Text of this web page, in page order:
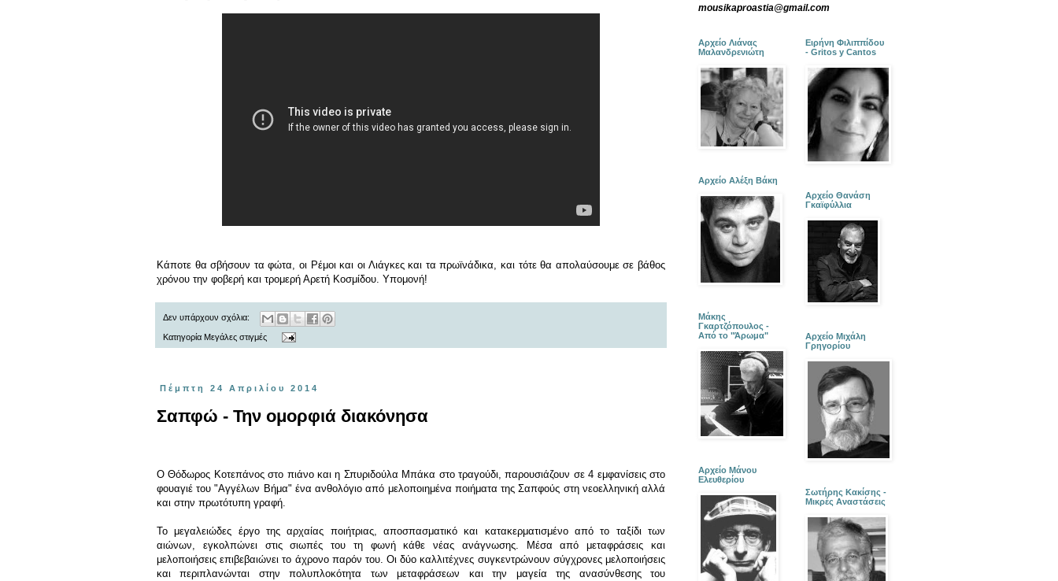
Κάποτε θα σβήσουν τα φώτα, οι Ρέμοι και οι Λιάγκες και τα πρωϊνάδικα, και τότε θα απολαύσουμε σε βάθος
χρόνου την φοβερή και τρομερή Αρετή Κοσμίδου. Υπομονή!
Δεν υπάρχουν σχόλια:
Κατηγορία Μεγάλες στιγμές
Πέμπτη 24 Απριλίου 2014
Σαπφώ - Την ομορφιά διακόνησα
Ο Θόδωρος Κοτεπάνος στο πιάνο και η Σπυριδούλα Μπάκα στο τραγούδι,παρουσιάζουν σε 4 εμφανίσεις στο
φουαγιέ του "Αγγέλων Βήμα" ένα ανθολόγιο από μελοποιημένα ποιήματα της Σαπφούς στη νεοελληνική αλλά
και στην πρωτότυπη γραφή.
Το μεγαλειώδες έργο της αρχαίας ποιήτριας, αποσπασματικό και κατακερματισμένο από το ταξίδι των
αιώνων, εγκολπώνει στις σιωπές του τη φωνή κάθε νέας ανάγνωσης. Μέσα από μεταφράσεις και
μελοποιήσεις επιβεβαιώνει το άχρονο παρόν του. Οι δύο καλλιτέχνες συγκεντρώνουν σύγχρονες μελοποιήσεις
και περιπλανώνται στην πολυπλοκότητα των μεταφράσεων και την μαγεία της ανασύνθεσης του
mousikaproastia@gmail.com
Αρχείο Λιάνας
Μαλανδρενιώτη
Αρχείο Αλέξη Βάκη
Μάκης
Γκαρτζόπουλος -
Από το "Άρωμα"
Αρχείο Μάνου
Ελευθερίου
Ειρήνη Φιλιππίδου
- Gritos y Cantos
Αρχείο Θανάση
Γκαϊφύλλια
Αρχείο Μιχάλη
Γρηγορίου
Σωτήρης Κακίσης -
Μικρές Αναστάσεις